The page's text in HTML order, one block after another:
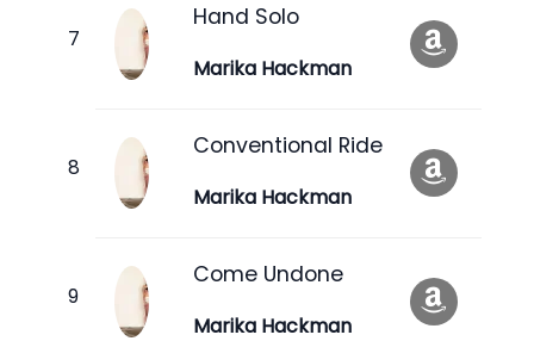
Hand Solo
Marika Hackman
Conventional Ride
Marika Hackman
Come Undone
Marika Hackman